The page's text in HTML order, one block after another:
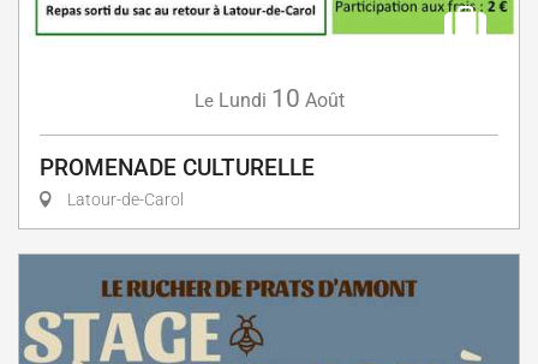
Le Lundi 10 Août
PROMENADE CULTURELLE
Latour-de-Carol